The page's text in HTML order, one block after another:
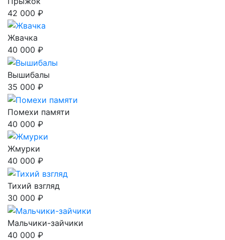
42 000 ₽
Жвачка
40 000 ₽
Вышибалы
35 000 ₽
Помехи памяти
40 000 ₽
Жмурки
40 000 ₽
Тихий взгляд
30 000 ₽
Мальчики-зайчики
40 000 ₽